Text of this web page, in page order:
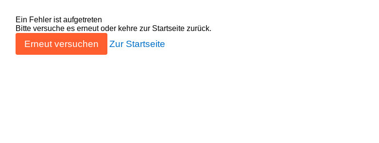
Ein Fehler ist aufgetreten
Bitte versuche es erneut oder kehre zur Startseite zurück.
Erneut versuchen Zur Startseite